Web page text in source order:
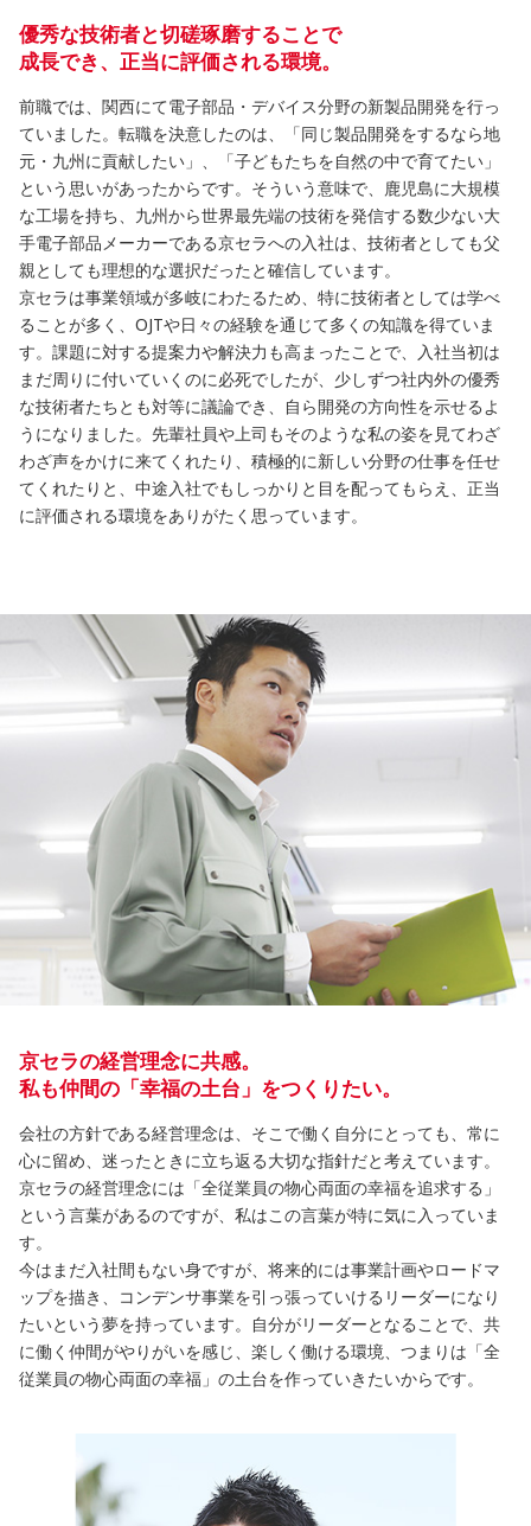
優秀な技術者と切磋琢磨することで
成長でき、正当に評価される環境。
前職では、関西にて電子部品・デバイス分野の新製品開発を行っ
ていました。転職を決意したのは、「同じ製品開発をするなら地
元・九州に貢献したい」、「子どもたちを自然の中で育てたい」
という思いがあったからです。そういう意味で、鹿児島に大規模
な工場を持ち、九州から世界最先端の技術を発信する数少ない大
手電子部品メーカーである京セラへの入社は、技術者としても父
親としても理想的な選択だったと確信しています。
京セラは事業領域が多岐にわたるため、特に技術者としては学べ
ることが多く、OJTや日々の経験を通じて多くの知識を得ていま
す。課題に対する提案力や解決力も高まったことで、入社当初は
まだ周りに付いていくのに必死でしたが、少しずつ社内外の優秀
な技術者たちとも対等に議論でき、自ら開発の方向性を示せるよ
うになりました。先輩社員や上司もそのような私の姿を見てわざ
わざ声をかけに来てくれたり、積極的に新しい分野の仕事を任せ
てくれたりと、中途入社でもしっかりと目を配ってもらえ、正当
に評価される環境をありがたく思っています。
京セラの経営理念に共感。
私も仲間の「幸福の土台」をつくりたい。
会社の方針である経営理念は、そこで働く自分にとっても、常に
心に留め、迷ったときに立ち返る大切な指針だと考えています。
京セラの経営理念には「全従業員の物心両面の幸福を追求する」
という言葉があるのですが、私はこの言葉が特に気に入っていま
す。
今はまだ入社間もない身ですが、将来的には事業計画やロードマ
ップを描き、コンデンサ事業を引っ張っていけるリーダーになり
たいという夢を持っています。自分がリーダーとなることで、共
に働く仲間がやりがいを感じ、楽しく働ける環境、つまりは「全
従業員の物心両面の幸福」の土台を作っていきたいからです。